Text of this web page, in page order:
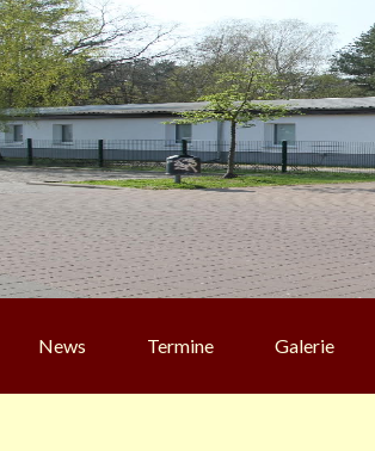
News Termine Galerie